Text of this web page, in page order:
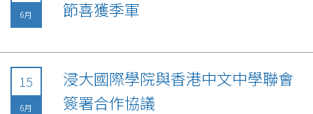
6月
節喜獲季軍
15
6月
浸大國際學院與香港中文中學聯會
簽署合作協議